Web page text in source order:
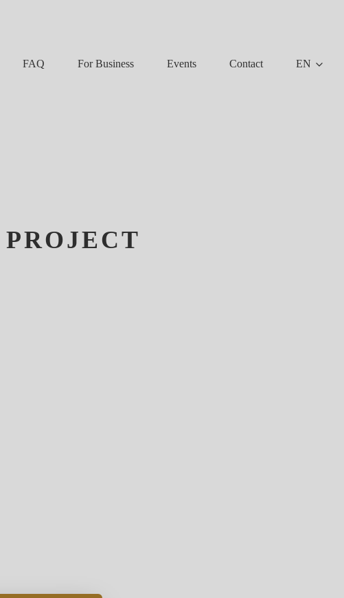
FAQ For Business Events Contact EN